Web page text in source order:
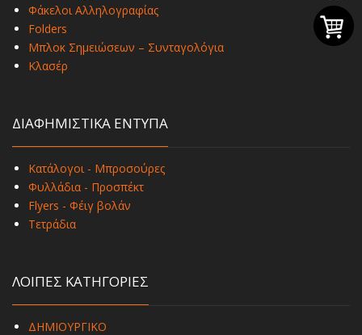
Φάκελοι Αλληλογραφίας
Folders
Μπλοκ Σημειώσεων – Συνταγολόγια
Κλασέρ
ΔΙΑΦΗΜΙΣΤΙΚΑ ΕΝΤΥΠΑ
Κατάλογοι - Μπροσούρες
Φυλλάδια - Προσπέκτ
Flyers - Φέιγ βολάν
Τετράδια
ΛΟΙΠΕΣ ΚΑΤΗΓΟΡΙΕΣ
ΔΗΜΙΟΥΡΓΙΚΟ